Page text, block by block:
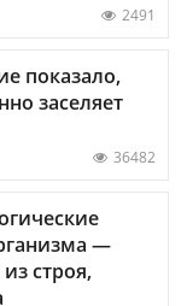
2491
показало,
заселяет
36482
—
строя,